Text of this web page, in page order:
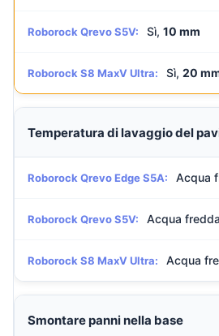
Roborock Qrevo S5V: Sì, 10 mm
Roborock S8 MaxV Ultra: Sì, 20
Temperatura di lavaggio del
Roborock Qrevo Edge S5A: Acqua
Roborock Qrevo S5V: Acqua fredda
Roborock S8 MaxV Ultra: Acqua
Smontare panni nella base